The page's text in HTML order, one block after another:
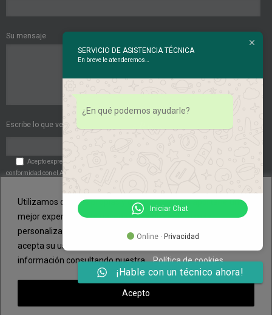
Utilizamos cookies propias y de terceros para aportarle una
mejor experiencia de navegación y un servicio más
personalizado. Si continua navegando, consideramos que
acepta su uso. Puede cambiar la configuración u obtener más
información consultando nuestra . Política de cookies
Acepto
Su mensaje
Escribe lo que ves en esta imagen:
Acepto expresamente las
conformidad con el Art. 6 del RGPD el tratamiento de mis datos de carácter personal por
© Copyright 2014 - 2015 | NURCLIMA - Fontaneros en Palma de Mallorca y
reparación de calderas | Todos los derechos reservados |
SERVICIO DE ASISTENCIA TÉCNICA
En breve le atenderemos…
¿En qué podemos ayudarle?
Iniciar Chat
Online · Privacidad
¡Hable con un técnico ahora!